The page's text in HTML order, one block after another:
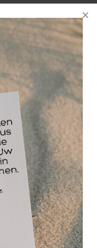
bestanddeel
NSAID's
Lees voor
verpakking.
in
ontwikkelde
emulsie (zoals
Wanneer een
kan
is opgenomen
heeft
zorgt
(diclofenac)